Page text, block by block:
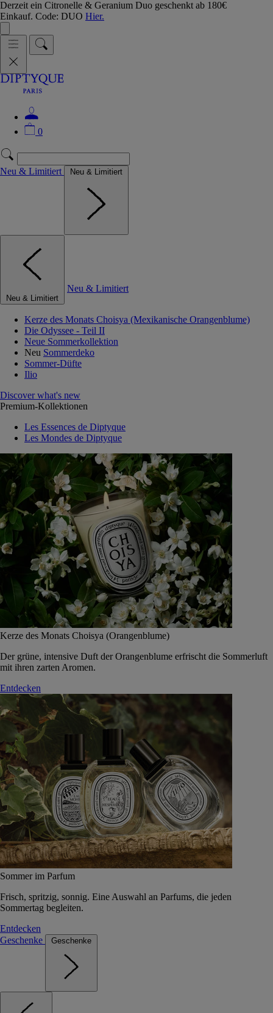
Derzeit ein Citronelle & Geranium Duo geschenkt ab 180€
Einkauf. Code: DUO Hier.
0
Neu & Limitiert Neu & Limitiert
Neu & Limitiert
Neu & Limitiert
Kerze des Monats Choisya (Mexikanische Orangenblume)
Die Odyssee - Teil II
Neue Sommerkollektion
Neu Sommerdeko
Sommer-Düfte
Ilio
Discover what's new
Premium-Kollektionen
Les Essences de Diptyque
Les Mondes de Diptyque
Kerze des Monats Choisya (Orangenblume)
Der grüne, intensive Duft der Orangenblume erfrischt die Sommerluft
mit ihren zarten Aromen.
Entdecken
Sommer im Parfum
Frisch, spritzig, sonnig. Eine Auswahl an Parfums, die jeden
Sommertag begleiten.
Entdecken
Geschenke
Geschenke